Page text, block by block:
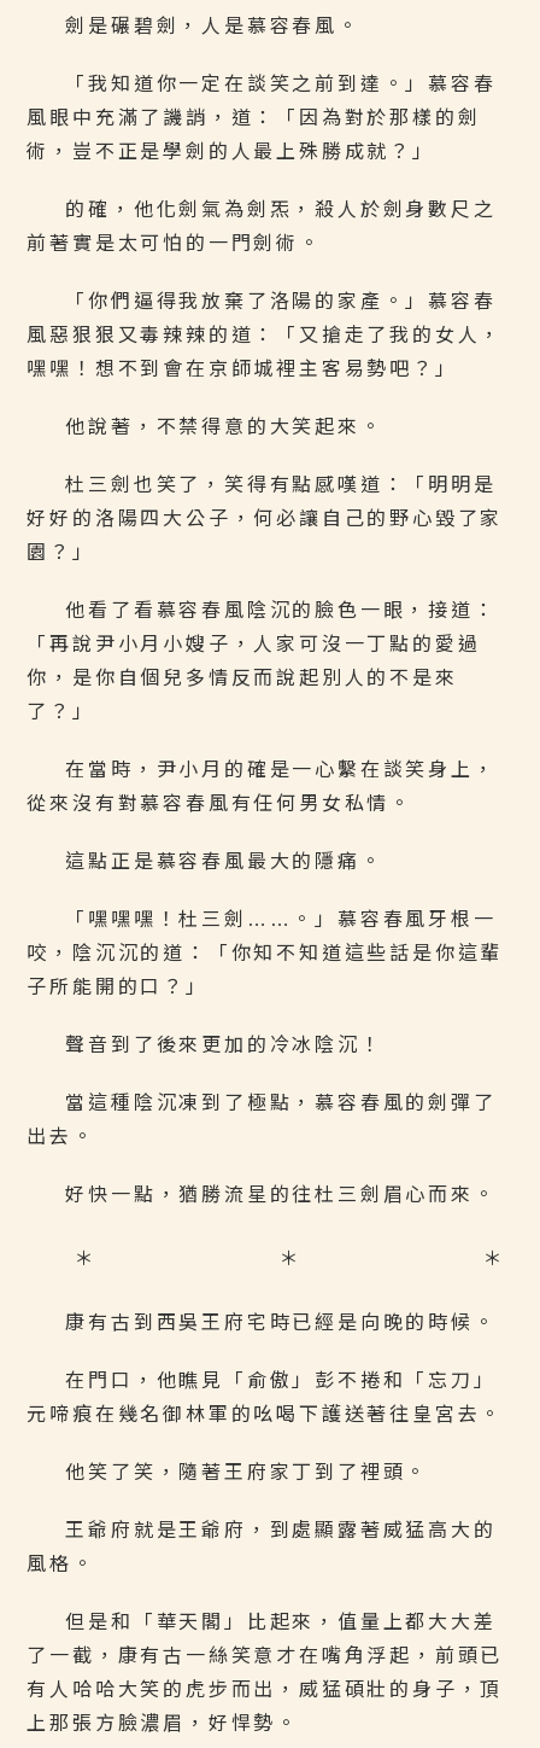
劍是碾碧劍，人是慕容春風。
「我知道你一定在談笑之前到達。」慕容春
風眼中充滿了譏誚，道：「因為對於那樣的劍
術，豈不正是學劍的人最上殊勝成就？」
的確，他化劍氣為劍炁，殺人於劍身數尺之
前著實是太可怕的一門劍術。
「你們逼得我放棄了洛陽的家產。」慕容春
風惡狠狠又毒辣辣的道：「又搶走了我的女人，
嘿嘿！想不到會在京師城裡主客易勢吧？」
他說著，不禁得意的大笑起來。
杜三劍也笑了，笑得有點感嘆道：「明明是
好好的洛陽四大公子，何必讓自己的野心毀了家
園？」
他看了看慕容春風陰沉的臉色一眼，接道：
「再說尹小月小嫂子，人家可沒一丁點的愛過
你，是你自個兒多情反而說起別人的不是來
了？」
在當時，尹小月的確是一心繫在談笑身上，
從來沒有對慕容春風有任何男女私情。
這點正是慕容春風最大的隱痛。
「嘿嘿嘿！杜三劍……。」慕容春風牙根一
咬，陰沉沉的道：「你知不知道這些話是你這輩
子所能開的口？」
聲音到了後來更加的冷冰陰沉！
當這種陰沉凍到了極點，慕容春風的劍彈了
出去。
好快一點，猶勝流星的往杜三劍眉心而來。
＊ ＊ ＊
康有古到西吳王府宅時已經是向晚的時候。
在門口，他瞧見「俞傲」彭不捲和「忘刀」
元啼痕在幾名御林軍的吆喝下護送著往皇宮去。
他笑了笑，隨著王府家丁到了裡頭。
王爺府就是王爺府，到處顯露著威猛高大的
風格。
但是和「華天閣」比起來，值量上都大大差
了一截，康有古一絲笑意才在嘴角浮起，前頭已
有人哈哈大笑的虎步而出，威猛碩壯的身子，頂
上那張方臉濃眉，好悍勢。